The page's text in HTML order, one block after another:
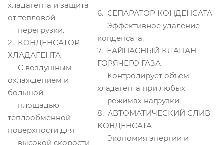
хладагента и защита
от тепловой
перегрузки.
2. КОНДЕНСАТОР
ХЛАДАГЕНТА
С воздушным
охлаждением и
большой
площадью
теплообменной
поверхности для
высокой скорости
6. СЕПАРАТОР КОНДЕНСАТА
Эффективное удаление
конденсата.
7. БАЙПАСНЫЙ КЛАПАН
ГОРЯЧЕГО ГАЗА
Контролирует объем
хладагента при любых
режимах нагрузки.
8. АВТОМАТИЧЕСКИЙ СЛИВ
КОНДЕНСАТА
Экономия энергии и